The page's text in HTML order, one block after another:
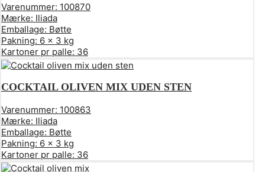
Varenummer: 100870
Mærke: Iliada
Emballage: Bøtte
Pakning: 6 x 3 kg
Kartoner pr palle: 36
COCKTAIL OLIVEN MIX UDEN STEN
Varenummer: 100863
Mærke: Iliada
Emballage: Bøtte
Pakning: 6 x 3 kg
Kartoner pr palle: 36